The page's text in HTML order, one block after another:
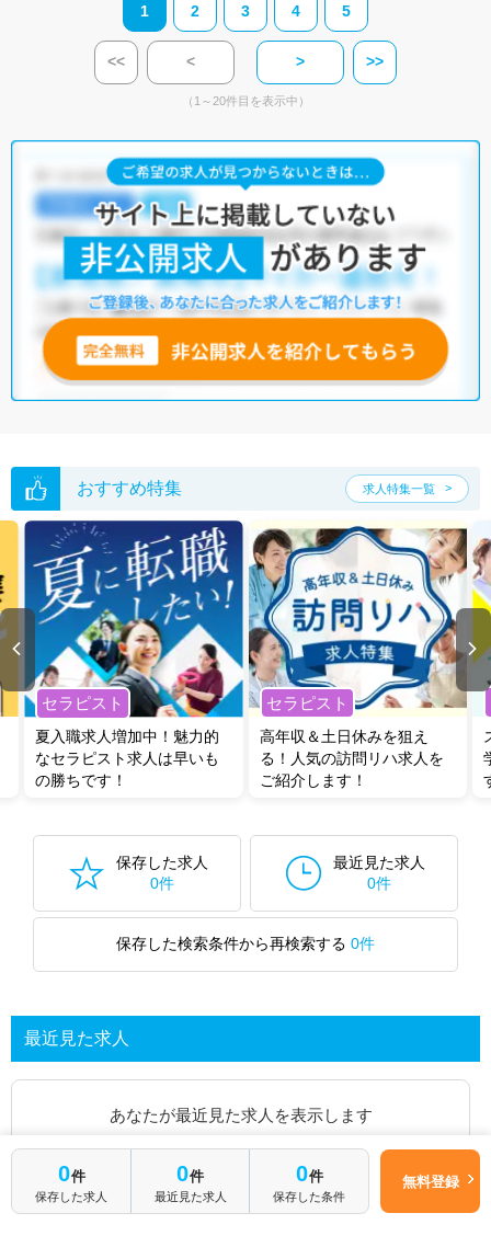
1 2 3 4 5
<< < > >>
（1～20件目を表示中）
おすすめ特集 求人特集一覧
セラピスト
夏入職求人増加中！魅力的
なセラピスト求人は早いも
の勝ちです！
セラピスト
高年収＆土日休みを狙え
る！人気の訪問リハ求人を
ご紹介します！
保存した求人
0件
最近見た求人
0件
保存した検索条件から再検索する 0件
最近見た求人
あなたが最近見た求人を表示します
求人を探してみる
0件
保存した求人
0件
最近見た求人
0件
保存した条件
無料登録